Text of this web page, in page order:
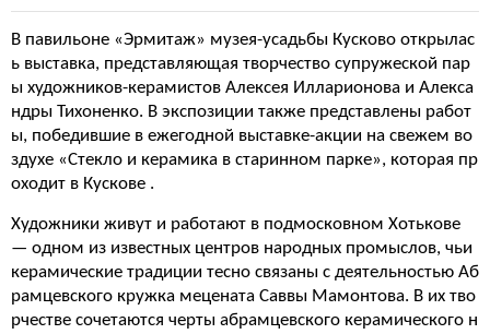
В павильоне «Эрмитаж» музея-усадьбы Кусково открылас
ь выставка, представляющая творчество супружеской пар
ы художников-керамистов Алексея Илларионова и Алекса
ндры Тихоненко. В экспозиции также представлены работ
ы, победившие в ежегодной выставке-акции на свежем во
здухе «Стекло и керамика в старинном парке», которая пр
оходит в Кускове .
Художники живут и работают в подмосковном Хотькове
— одном из известных центров народных промыслов, чьи
керамические традиции тесно связаны с деятельностью Аб
рамцевского кружка мецената Саввы Мамонтова. В их тво
рчестве сочетаются черты абрамцевского керамического н